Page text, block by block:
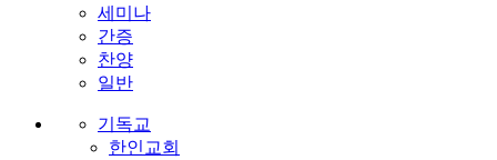
세미나
간증
찬양
일반
기독교
한인교회